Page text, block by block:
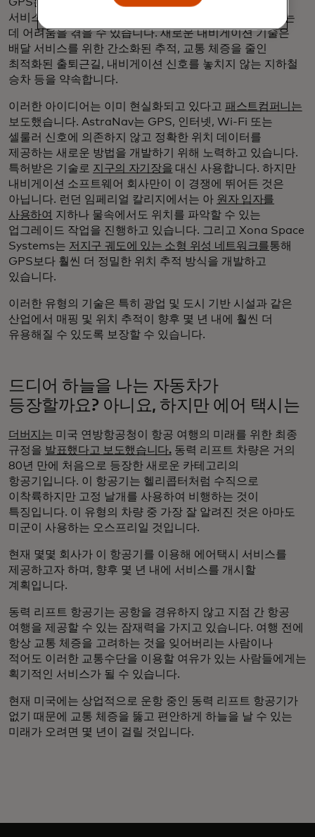
서비스가 차단되어 사용자가 길을 놓치거나 분실물을 찾는
데 어려움을 겪을 수 있습니다. 새로운 내비게이션 기술은
배달 서비스를 위한 간소화된 추적, 교통 체증을 줄인
최적화된 출퇴근길, 내비게이션 신호를 놓치지 않는 지하철
승차 등을 약속합니다.
이러한 아이디어는 이미 현실화되고 있다고 패스트컴퍼니는
보도했습니다. AstraNav는 GPS, 인터넷, Wi-Fi 또는
셀룰러 신호에 의존하지 않고 정확한 위치 데이터를
제공하는 새로운 방법을 개발하기 위해 노력하고 있습니다.
특허받은 기술로 지구의 자기장을 대신 사용합니다. 하지만
내비게이션 소프트웨어 회사만이 이 경쟁에 뛰어든 것은
아닙니다. 런던 임페리얼 칼리지에서는 아 원자 입자를
사용하여 지하나 물속에서도 위치를 파악할 수 있는
업그레이드 작업을 진행하고 있습니다. 그리고 Xona Space
Systems는 저지구 궤도에 있는 소형 위성 네트워크를통해
GPS보다 훨씬 더 정밀한 위치 추적 방식을 개발하고
있습니다.
이러한 유형의 기술은 특히 광업 및 도시 기반 시설과 같은
산업에서 매핑 및 위치 추적이 향후 몇 년 내에 훨씬 더
유용해질 수 있도록 보장할 수 있습니다.
드디어 하늘을 나는 자동차가
등장할까요? 아니요, 하지만 에어 택시는
더버지는 미국 연방항공청이 항공 여행의 미래를 위한 최종
규정을 발표했다고 보도했습니다.동력 리프트 차량은 거의
80년 만에 처음으로 등장한 새로운 카테고리의
항공기입니다. 이 항공기는 헬리콥터처럼 수직으로
이착륙하지만 고정 날개를 사용하여 비행하는 것이
특징입니다. 이 유형의 차량 중 가장 잘 알려진 것은 아마도
미군이 사용하는 오스프리일 것입니다.
현재 몇몇 회사가 이 항공기를 이용해 에어택시 서비스를
제공하고자 하며, 향후 몇 년 내에 서비스를 개시할
계획입니다.
동력 리프트 항공기는 공항을 경유하지 않고 지점 간 항공
여행을 제공할 수 있는 잠재력을 가지고 있습니다. 여행 전에
항상 교통 체증을 고려하는 것을 잊어버리는 사람이나
적어도 이러한 교통수단을 이용할 여유가 있는 사람들에게는
획기적인 서비스가 될 수 있습니다.
현재 미국에는 상업적으로 운항 중인 동력 리프트 항공기가
없기 때문에 교통 체증을 뚫고 편안하게 하늘을 날 수 있는
미래가 오려면 몇 년이 걸릴 것입니다.